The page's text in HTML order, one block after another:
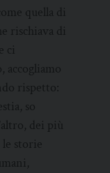
quella di
rischiava di
ci
accogliamo
rispetto:
so
dei più
storie